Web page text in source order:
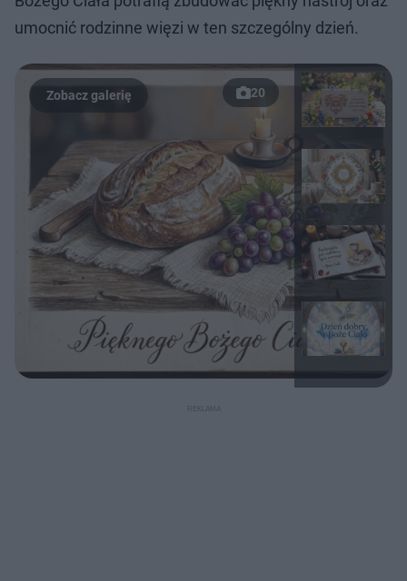
umocnić rodzinne więzi w ten szczególny dzień.
20